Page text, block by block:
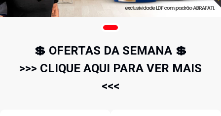
💲 OFERTAS DA SEMANA 💲
>>> CLIQUE AQUI PARA VER MAIS
<<<